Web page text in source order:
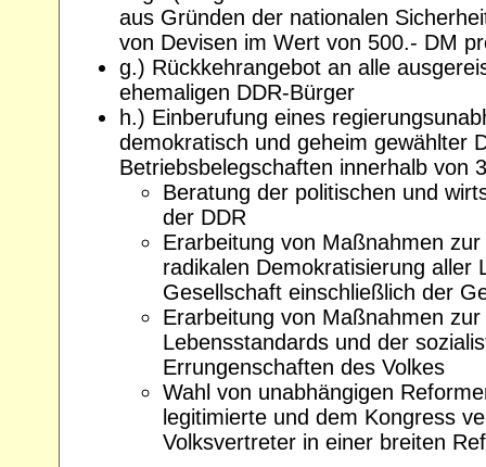
aus Gründen der nationalen
von Devisen im Wert von 500.- DM
g.) Rückkehrangebot an alle
ehemaligen DDR-Bürger
h.) Einberufung eines
demokratisch und geheim gewählter
Betriebsbelegschaften innerhalb von
Beratung der politischen und
der DDR
Erarbeitung von Maßnahmen
radikalen Demokratisierung aller
Gesellschaft einschließlich der
Erarbeitung von Maßnahmen
Lebensstandards und der
Errungenschaften des Volkes
Wahl von unabhängigen
legitimierte und dem Kongress
Volksvertreter in einer breiten